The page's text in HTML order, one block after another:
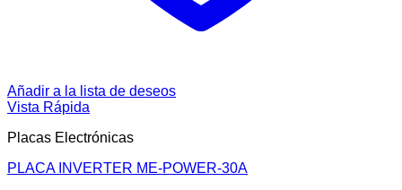
Añadir a la lista de deseos
Vista Rápida
Placas Electrónicas
PLACA INVERTER ME-POWER-30A